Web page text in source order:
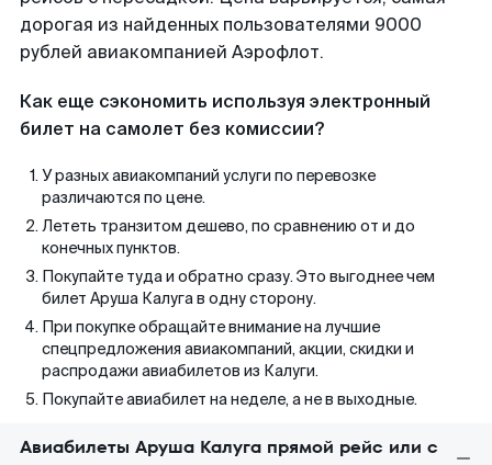
дорогая из найденных пользователями 9000
рублей авиакомпанией Аэрофлот.
Как еще сэкономить используя электронный
билет на самолет без комиссии?
У разных авиакомпаний услуги по перевозке
различаются по цене.
Лететь транзитом дешево, по сравнению от и до
конечных пунктов.
Покупайте туда и обратно сразу. Это выгоднее чем
билет Аруша Калуга в одну сторону.
При покупке обращайте внимание на лучшие
спецпредложения авиакомпаний, акции, скидки и
распродажи авиабилетов из Калуги.
Покупайте авиабилет на неделе, а не в выходные.
Авиабилеты Аруша Калуга прямой рейс или с